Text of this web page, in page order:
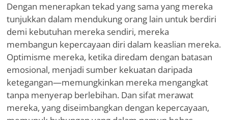
Dengan menerapkan tekad yang sama yang mereka
tunjukkan dalam mendukung orang lain untuk berdiri
demi kebutuhan mereka sendiri, mereka
membangun kepercayaan diri dalam keaslian mereka.
Optimisme mereka, ketika diredam dengan batasan
emosional, menjadi sumber kekuatan daripada
ketegangan—memungkinkan mereka mengangkat
tanpa menyerap berlebihan. Dan sifat merawat
mereka, yang diseimbangkan dengan kepercayaan,